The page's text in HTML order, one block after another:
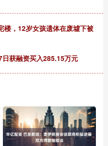
楼，12岁女孩遗体在废墟下被
获融资买入285.15万元